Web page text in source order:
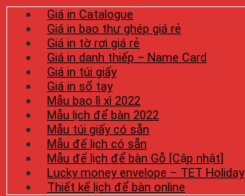
Giá in Catalogue
Giá in bao thư ghép giá rẻ
Giá in tờ rơi giá rẻ
Giá in danh thiếp – Name Card
Giá in túi giấy
Giá in sổ tay
Mẫu bao lì xì 2022
Mẫu lịch để bàn 2022
Mẫu túi giấy có sẵn
Mẫu đế lịch có sẵn
Mẫu đế lịch để bàn Gỗ [Cập nhật]
Lucky money envelope – TET Holiday
Thiết kế lịch để bàn online